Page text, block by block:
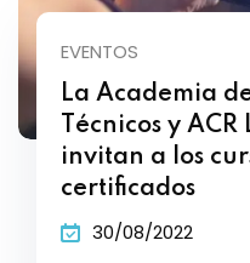
EVENTOS
La Academia
Técnicos y
invitan a los
certificados
30/08/2022